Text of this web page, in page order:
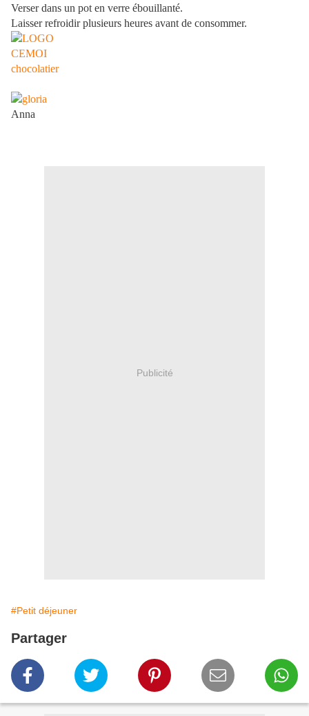
Verser dans un pot en verre ébouillanté.
Laisser refroidir plusieurs heures avant de consommer.
Anna
Publicité
#Petit déjeuner
Partager